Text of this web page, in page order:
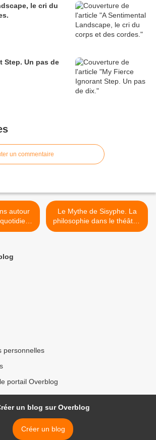
le cri du
Step. Un pas de
un commentaire
Le Mythe de Sisyphe. La
philosophie dans le théâtre.
>
personnelles
portail Overblog
un blog sur Overblog
Créer un blog